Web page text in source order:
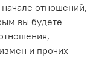
отношений,
вы будете
и прочих